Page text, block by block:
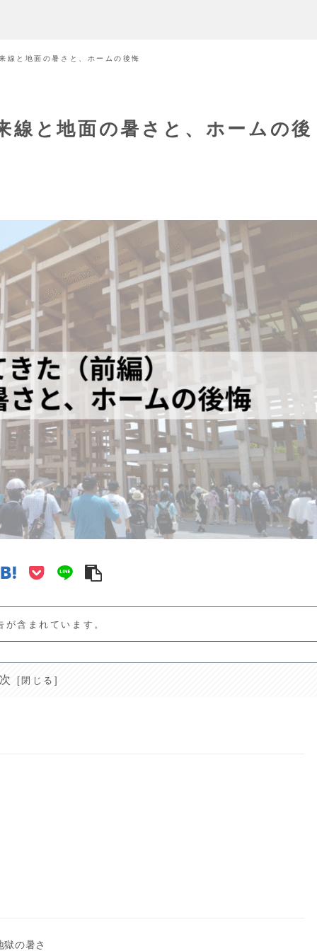
線と地面の暑さと、ホームの後悔
線と地面の暑さと、ホームの後
が含まれています。
の暑さ